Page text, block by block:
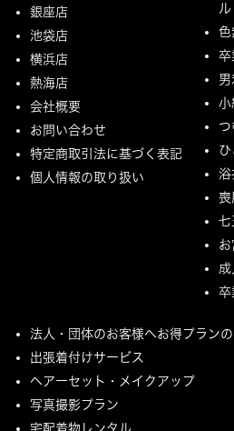
銀座店
池袋店
横浜店
熱海店
会社概要
お問い合わせ
特定商取引法に基づく表記
個人情報の取り扱い
ル
色
卒
小
浴
喪
七
成
卒
法人・団体のお客様へお得プラン
出張着付けサービス
ヘアーセット・メイクアップ
写真撮影プラン
宅配着物レンタル